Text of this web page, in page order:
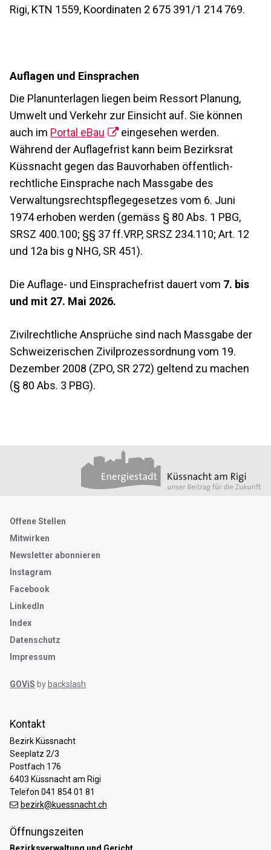
Rigi, KTN 1559, Koordinaten 2 675 391/1 214 769.
Auflagen und Einsprachen
Die Planunterlagen liegen beim Ressort Planung,
Umwelt und Verkehr zur Einsicht auf. Sie können
auch im Portal eBau
eingesehen werden.
Während der Auflagefrist kann beim Bezirksrat
Küssnacht gegen das Bauvorhaben öffentlich-
rechtliche Einsprache nach Massgabe des
Verwaltungsrechtspflegegesetzes vom 6. Juni
1974 erhoben werden (gemäss § 80 Abs. 1 PBG,
SRSZ 400.100; §§ 37 ff.VRP, SRSZ 234.110; Art. 12
und 12a bis g NHG, SR 451).
Die Auflage- und Einsprachefrist dauert vom 7. bis
und mit 27. Mai 2026.
Zivilrechtliche Ansprüche sind nach Massgabe der
Schweizerischen Zivilprozessordnung vom 19.
Dezember 2008 (ZPO, SR 272) geltend zu machen
(§ 80 Abs. 3 PBG).
Kontakt
Bezirk Küssnacht
Seeplatz 2/3
Postfach 176
6403 Küssnacht am Rigi
Telefon 041 854 01 81
bezirk@kuessnacht.ch
Öffnungszeiten
Metanavigation
Offene Stellen
Mitwirken
Newsletter abonnieren
Instagram
Facebook
LinkedIn
Index
Datenschutz
Impressum
GOViS by backslash